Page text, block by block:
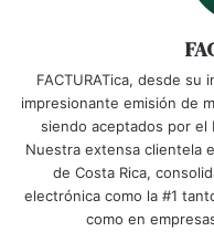
FACTURATica, desde su
impresionante emisión de
siendo aceptados por el
Nuestra extensa clientela
de Costa Rica,
electrónica como la #1
como en